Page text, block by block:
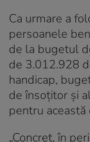
Ca urmare a
persoanele
de la bugetul
de 3.012.928
handicap,
de însoţitor şi
pentru
„Concret, în